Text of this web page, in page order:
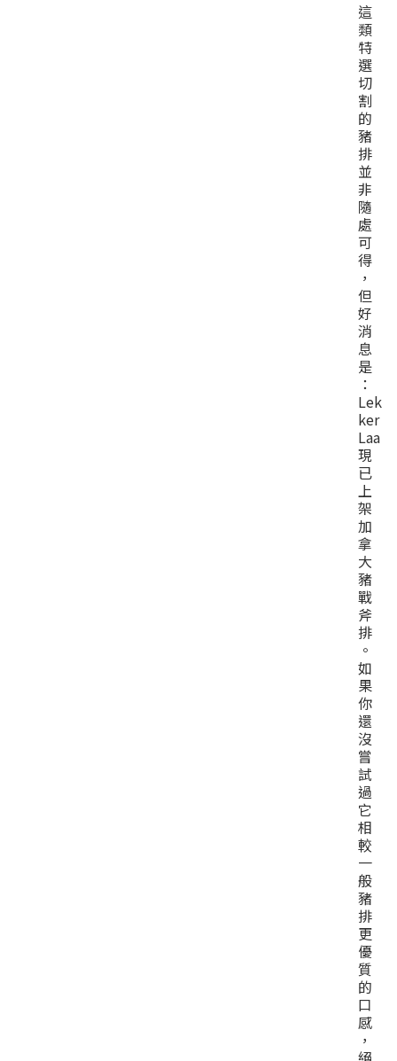
這
類
特
選
切
割
的
豬
排
並
非
隨
處
可
得
，
但
好
消
息
是
：
Lek
ker
Laa
現
已
上
架
加
拿
大
豬
戰
斧
排
。
如
果
你
還
沒
嘗
試
過
它
相
較
一
般
豬
排
更
優
質
的
口
感
，